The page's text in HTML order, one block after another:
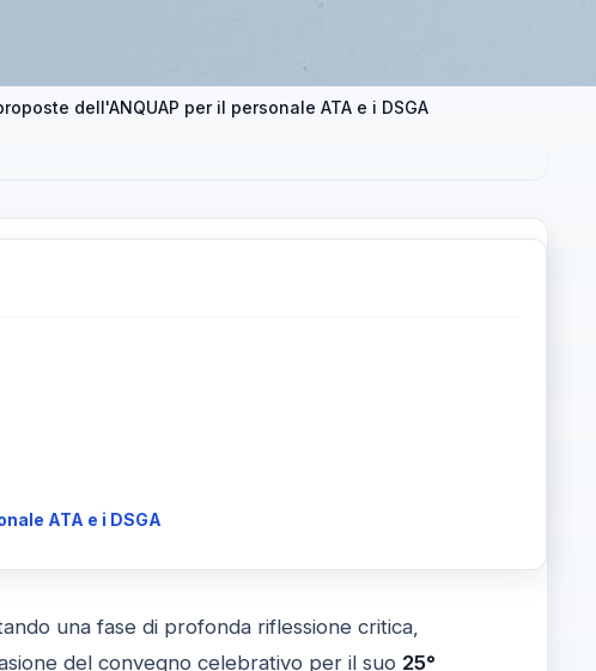
dell'ANQUAP per il personale ATA e i DSGA
ATA e i DSGA
una fase di profonda riflessione critica,
del convegno celebrativo per il suo 25°